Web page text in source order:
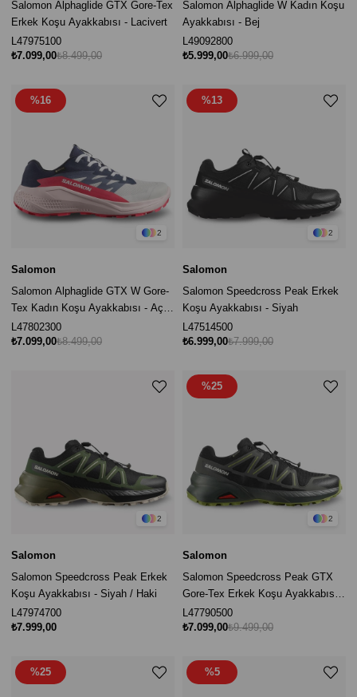
Salomon Alphaglide GTX Gore-Tex
Erkek Koşu Ayakkabısı - Lacivert
L47975100
₺7.099,00₺8.499,00
Salomon Alphaglide W Kadın Koşu
Ayakkabısı - Bej
L49092800
₺5.999,00₺6.999,00
2
Salomon
Salomon Alphaglide GTX W Gore-
Tex Kadın Koşu Ayakkabısı - Açık
Gri
L47802300
₺7.099,00₺8.499,00
%16
2
Salomon
Salomon Speedcross Peak Erkek
Koşu Ayakkabısı - Siyah
L47514500
₺6.999,00₺7.999,00
%13
2
Salomon
Salomon Speedcross Peak Erkek
Koşu Ayakkabısı - Siyah / Haki
L47974700
₺7.999,00
2
Salomon
Salomon Speedcross Peak GTX
Gore-Tex Erkek Koşu Ayakkabısı -
Siyah / Haki
L47790500
₺7.099,00₺9.499,00
%25
%25 %5